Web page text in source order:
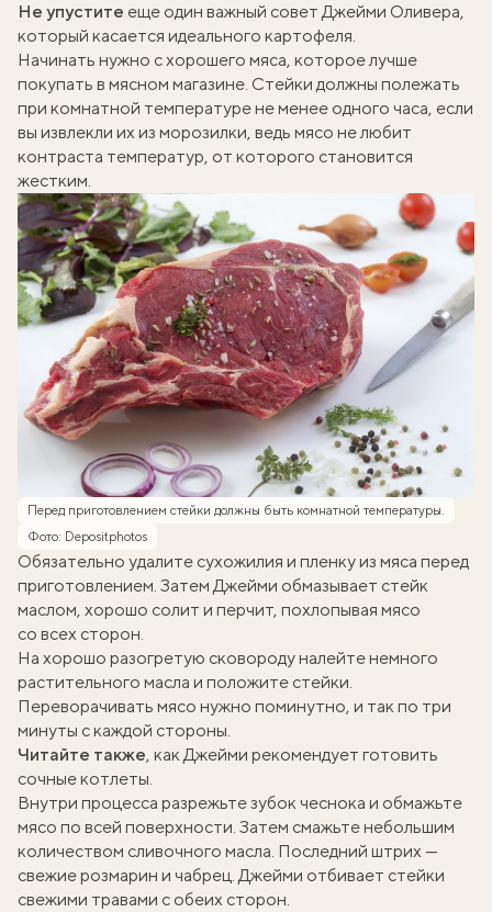
Не упустите еще один важный совет Джейми Оливера,
который касается идеального картофеля.
Начинать нужно с хорошего мяса, которое лучше
покупать в мясном магазине. Стейки должны полежать
при комнатной температуре не менее одного часа, если
вы извлекли их из морозилки, ведь мясо не любит
контраста температур, от которого становится
жестким.
Перед приготовлением стейки должны быть комнатной температуры.
Фото: Depositphotos
Обязательно удалите сухожилия и пленку из мяса перед
приготовлением. Затем Джейми обмазывает стейк
маслом, хорошо солит и перчит, похлопывая мясо
со всех сторон.
На хорошо разогретую сковороду налейте немного
растительного масла и положите стейки.
Переворачивать мясо нужно поминутно, и так по три
минуты с каждой стороны.
Читайте также, как Джейми рекомендует готовить
сочные котлеты.
Внутри процесса разрежьте зубок чеснока и обмажьте
мясо по всей поверхности. Затем смажьте небольшим
количеством сливочного масла. Последний штрих —
свежие розмарин и чабрец. Джейми отбивает стейки
свежими травами с обеих сторон.